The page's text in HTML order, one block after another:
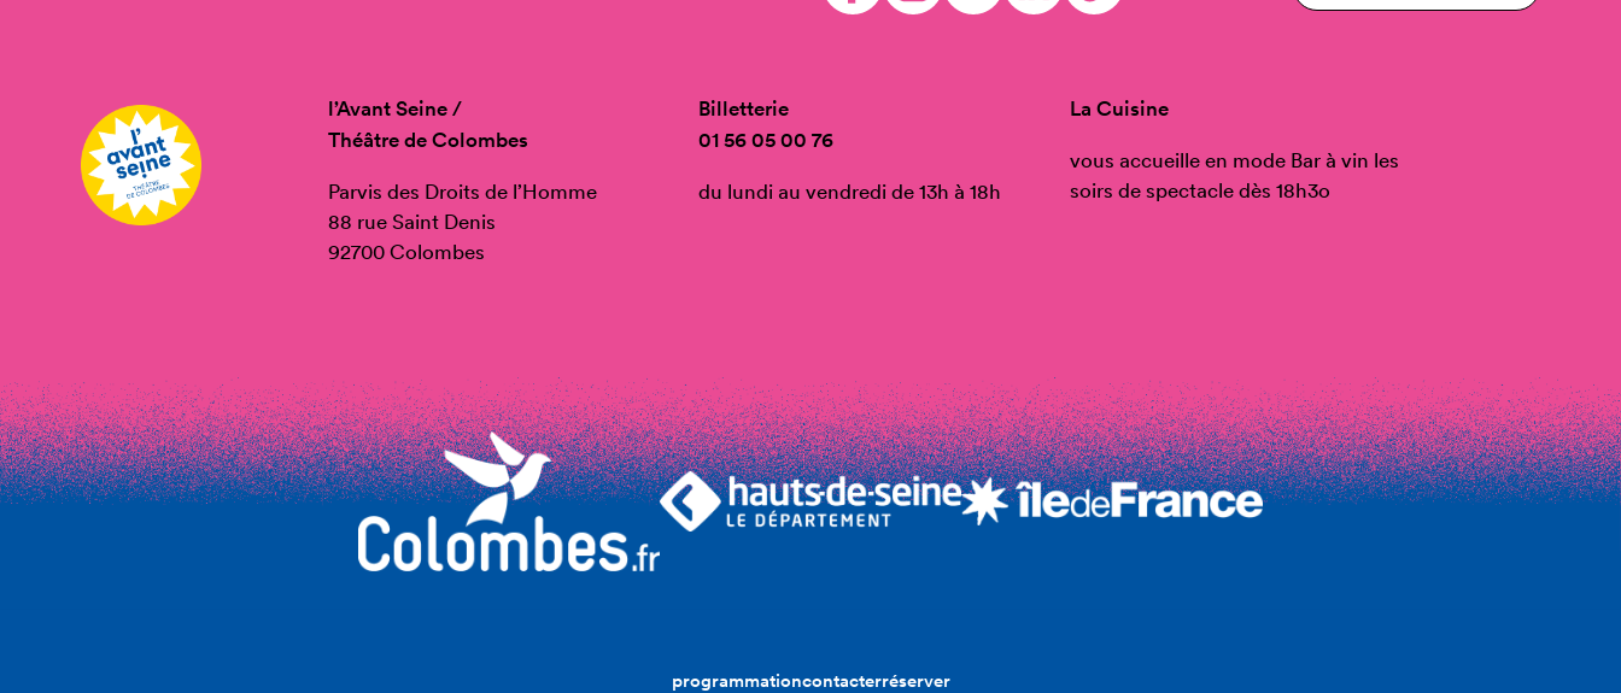
l’Avant Seine /
Théâtre de Colombes
Parvis des Droits de l’Homme
88 rue Saint Denis
92700 Colombes
Billetterie
01 56 05 00 76
du lundi au vendredi de 13h à 18h
La Cuisine
vous accueille en mode Bar à vin les
soirs de spectacle dès 18h3o
programmationcontacterréserver